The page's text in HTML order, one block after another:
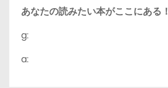
あなたの読みたい本がここにある！
g:
a: